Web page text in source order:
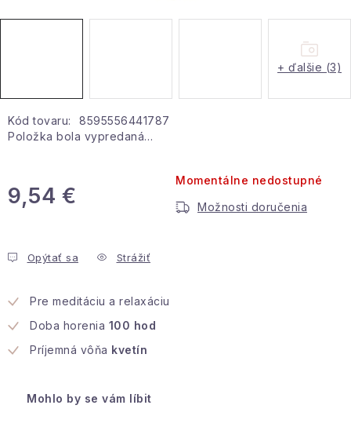
Veľkoobchodná spolupráca
Podmienky ochrany osobných údajov
Info o nákupe
Kontakty O nás
Kód tovaru:
8595556441787
Položka bola vypredaná…
9,54 €
Momentálne nedostupné
Možnosti doručenia
Opýtať sa Strážiť
Pre meditáciu a relaxáciu
Doba horenia 100 hod
Príjemná vôňa kvetín
Mohlo by se vám líbit
+ ďalšie (3)